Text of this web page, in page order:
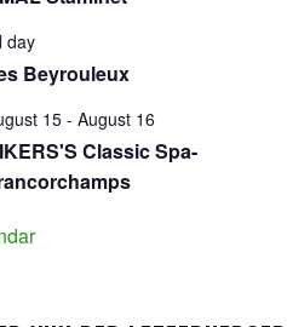
day
Beyrouleux
15- August 16
Classic Spa-